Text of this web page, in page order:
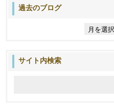
過去のブログ
サイト内検索